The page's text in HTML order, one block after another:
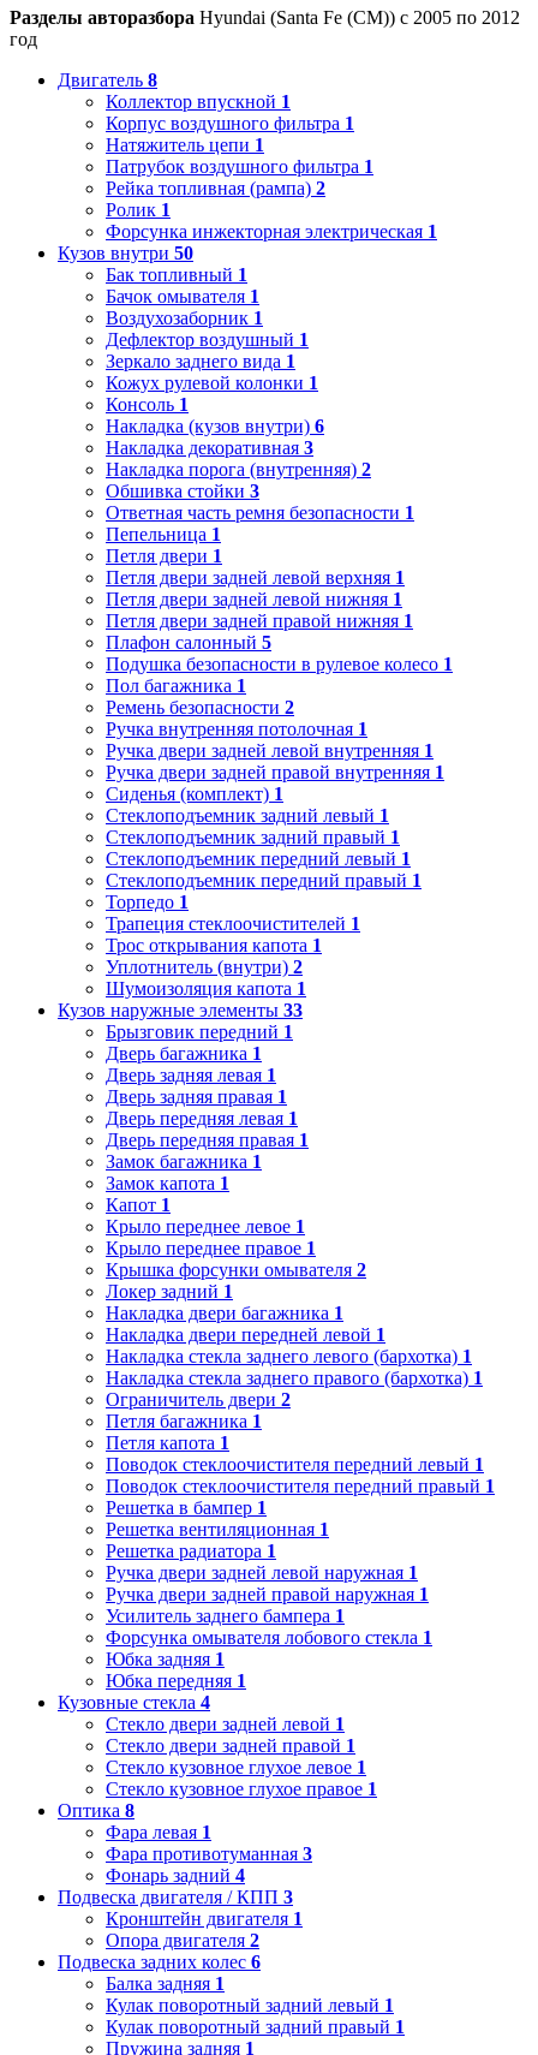
Разделы авторазбора Hyundai (Santa Fe (CM)) с 2005 по 2012
год
Двигатель 8
Коллектор впускной 1
Корпус воздушного фильтра 1
Натяжитель цепи 1
Патрубок воздушного фильтра 1
Рейка топливная (рампа) 2
Ролик 1
Форсунка инжекторная электрическая 1
Кузов внутри 50
Бак топливный 1
Бачок омывателя 1
Воздухозаборник 1
Дефлектор воздушный 1
Зеркало заднего вида 1
Кожух рулевой колонки 1
Консоль 1
Накладка (кузов внутри) 6
Накладка декоративная 3
Накладка порога (внутренняя) 2
Обшивка стойки 3
Ответная часть ремня безопасности 1
Пепельница 1
Петля двери 1
Петля двери задней левой верхняя 1
Петля двери задней левой нижняя 1
Петля двери задней правой нижняя 1
Плафон салонный 5
Подушка безопасности в рулевое колесо 1
Пол багажника 1
Ремень безопасности 2
Ручка внутренняя потолочная 1
Ручка двери задней левой внутренняя 1
Ручка двери задней правой внутренняя 1
Сиденья (комплект) 1
Стеклоподъемник задний левый 1
Стеклоподъемник задний правый 1
Стеклоподъемник передний левый 1
Стеклоподъемник передний правый 1
Торпедо 1
Трапеция стеклоочистителей 1
Трос открывания капота 1
Уплотнитель (внутри) 2
Шумоизоляция капота 1
Кузов наружные элементы 33
Брызговик передний 1
Дверь багажника 1
Дверь задняя левая 1
Дверь задняя правая 1
Дверь передняя левая 1
Дверь передняя правая 1
Замок багажника 1
Замок капота 1
Капот 1
Крыло переднее левое 1
Крыло переднее правое 1
Крышка форсунки омывателя 2
Локер задний 1
Накладка двери багажника 1
Накладка двери передней левой 1
Накладка стекла заднего левого (бархотка) 1
Накладка стекла заднего правого (бархотка) 1
Ограничитель двери 2
Петля багажника 1
Петля капота 1
Поводок стеклоочистителя передний левый 1
Поводок стеклоочистителя передний правый 1
Решетка в бампер 1
Решетка вентиляционная 1
Решетка радиатора 1
Ручка двери задней левой наружная 1
Ручка двери задней правой наружная 1
Усилитель заднего бампера 1
Форсунка омывателя лобового стекла 1
Юбка задняя 1
Юбка передняя 1
Кузовные стекла 4
Стекло двери задней левой 1
Стекло двери задней правой 1
Стекло кузовное глухое левое 1
Стекло кузовное глухое правое 1
Оптика 8
Фара левая 1
Фара противотуманная 3
Фонарь задний 4
Подвеска двигателя / КПП 3
Кронштейн двигателя 1
Опора двигателя 2
Подвеска задних колес 6
Балка задняя 1
Кулак поворотный задний левый 1
Кулак поворотный задний правый 1
Пружина задняя 1